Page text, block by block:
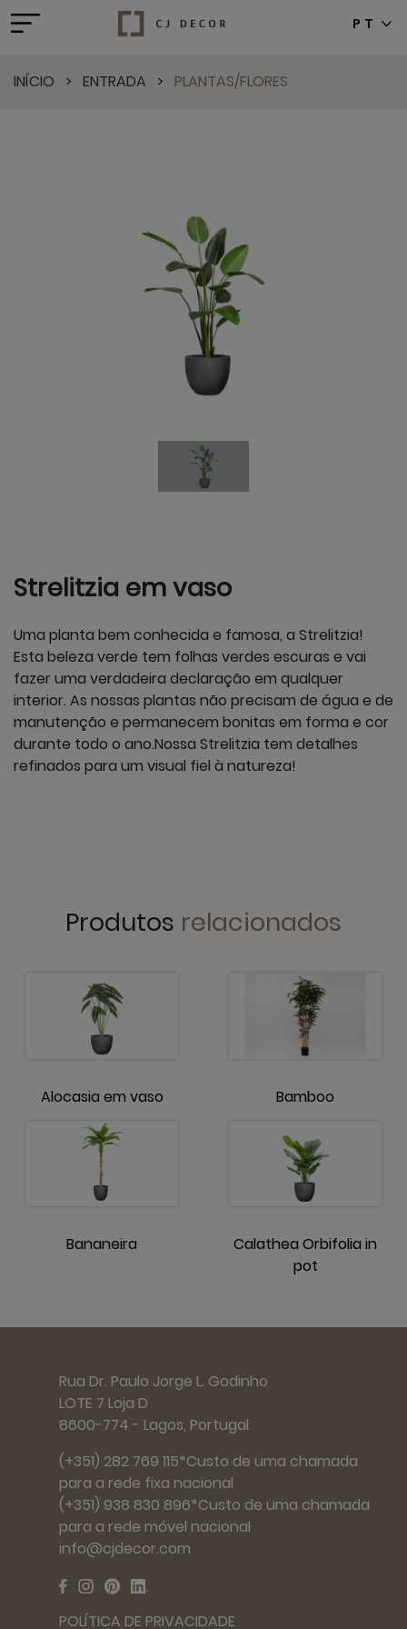
PT
INÍCIO > ENTRADA > PLANTAS/FLORES
Strelitzia em vaso
Uma planta bem conhecida e famosa, a Strelitzia!
Esta beleza verde tem folhas verdes escuras e vai
fazer uma verdadeira declaração em qualquer
interior. As nossas plantas não precisam de água e de
manutenção e permanecem bonitas em forma e cor
durante todo o ano.Nossa Strelitzia tem detalhes
refinados para um visual fiel à natureza!
Produtos relacionados
Alocasia em vaso Bamboo
Bananeira
Calathea Orbifolia in
pot
Rua Dr. Paulo Jorge L. Godinho
LOTE 7 Loja D
8600-774 - Lagos, Portugal
(+351) 282 769 115*Custo de uma chamada
para a rede fixa nacional
(+351) 938 830 896*Custo de uma chamada
para a rede móvel nacional
info@cjdecor.com
POLÍTICA DE PRIVACIDADE